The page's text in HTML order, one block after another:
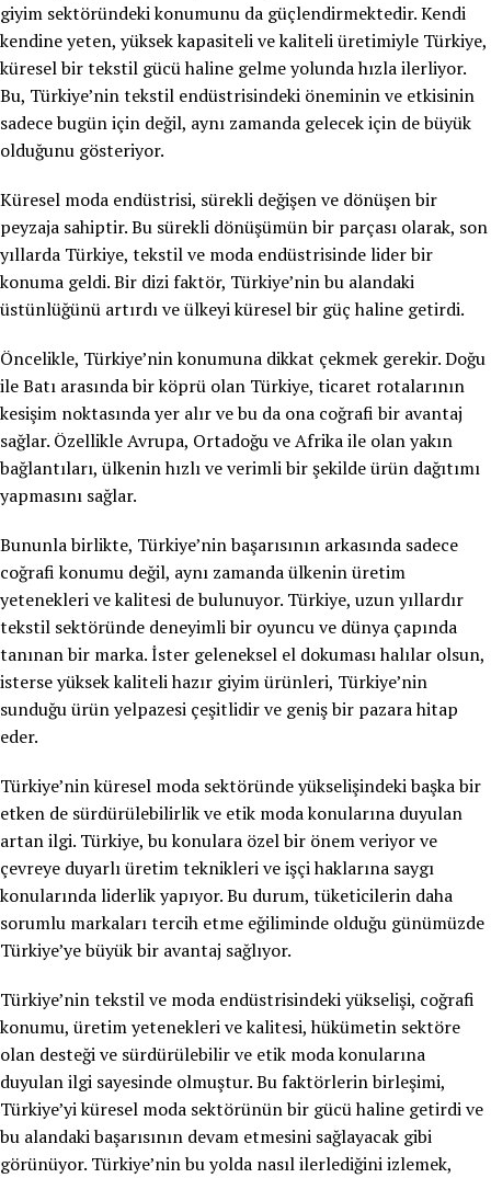
giyim sektöründeki konumunu da güçlendirmektedir. Kendi
kendine yeten, yüksek kapasiteli ve kaliteli üretimiyle Türkiye,
küresel bir tekstil gücü haline gelme yolunda hızla ilerliyor.
Bu, Türkiye’nin tekstil endüstrisindeki öneminin ve etkisinin
sadece bugün için değil, aynı zamanda gelecek için de büyük
olduğunu gösteriyor.
Küresel moda endüstrisi, sürekli değişen ve dönüşen bir
peyzaja sahiptir. Bu sürekli dönüşümün bir parçası olarak, son
yıllarda Türkiye, tekstil ve moda endüstrisinde lider bir
konuma geldi. Bir dizi faktör, Türkiye’nin bu alandaki
üstünlüğünü artırdı ve ülkeyi küresel bir güç haline getirdi.
Öncelikle, Türkiye’nin konumuna dikkat çekmek gerekir. Doğu
ile Batı arasında bir köprü olan Türkiye, ticaret rotalarının
kesişim noktasında yer alır ve bu da ona coğrafi bir avantaj
sağlar. Özellikle Avrupa, Ortadoğu ve Afrika ile olan yakın
bağlantıları, ülkenin hızlı ve verimli bir şekilde ürün dağıtımı
yapmasını sağlar.
Bununla birlikte, Türkiye’nin başarısının arkasında sadece
coğrafi konumu değil, aynı zamanda ülkenin üretim
yetenekleri ve kalitesi de bulunuyor. Türkiye, uzun yıllardır
tekstil sektöründe deneyimli bir oyuncu ve dünya çapında
tanınan bir marka. İster geleneksel el dokuması halılar olsun,
isterse yüksek kaliteli hazır giyim ürünleri, Türkiye’nin
sunduğu ürün yelpazesi çeşitlidir ve geniş bir pazara hitap
eder.
Türkiye’nin küresel moda sektöründe yükselişindeki başka bir
etken de sürdürülebilirlik ve etik moda konularına duyulan
artan ilgi. Türkiye, bu konulara özel bir önem veriyor ve
çevreye duyarlı üretim teknikleri ve işçi haklarına saygı
konularında liderlik yapıyor. Bu durum, tüketicilerin daha
sorumlu markaları tercih etme eğiliminde olduğu günümüzde
Türkiye’ye büyük bir avantaj sağlıyor.
Türkiye’nin tekstil ve moda endüstrisindeki yükselişi, coğrafi
konumu, üretim yetenekleri ve kalitesi, hükümetin sektöre
olan desteği ve sürdürülebilir ve etik moda konularına
duyulan ilgi sayesinde olmuştur. Bu faktörlerin birleşimi,
Türkiye’yi küresel moda sektörünün bir gücü haline getirdi ve
bu alandaki başarısının devam etmesini sağlayacak gibi
görünüyor. Türkiye’nin bu yolda nasıl ilerlediğini izlemek,